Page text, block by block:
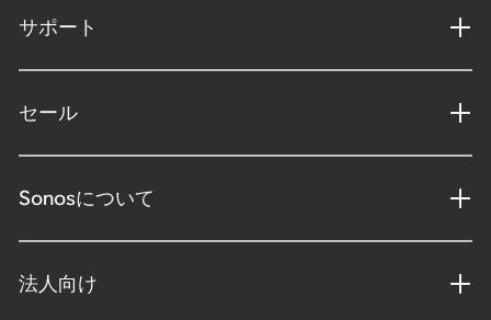
サポート
セール
Sonosについて
法人向け